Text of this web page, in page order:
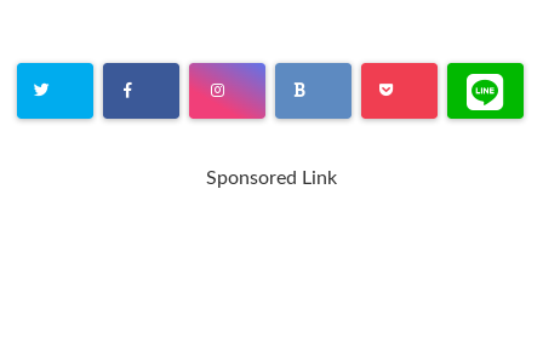
Sponsored Link